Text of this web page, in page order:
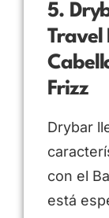
5.
Travel
Frizz
Drybar
con el
está